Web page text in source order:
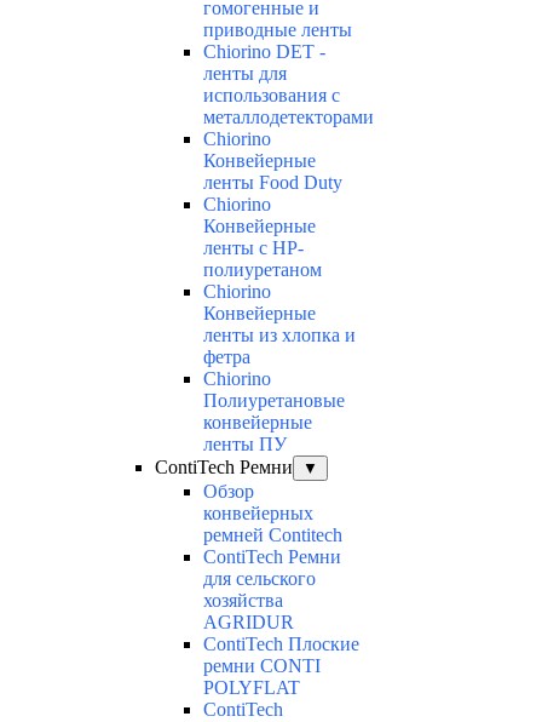
гомогенные и
приводные ленты
Chiorino DET -
ленты для
использования с
металлодетекторами
Chiorino
Конвейерные
ленты Food Duty
Chiorino
Конвейерные
ленты с НР-
полиуретаном
Chiorino
Конвейерные
ленты из хлопка и
фетра
Chiorino
Полиуретановые
конвейерные
ленты ПУ
ContiTech Ремни
▼
Обзор
конвейерных
ремней Contitech
ContiTech Ремни
для сельского
хозяйства
AGRIDUR
ContiTech Плоские
ремни CONTI
POLYFLAT
ContiTech